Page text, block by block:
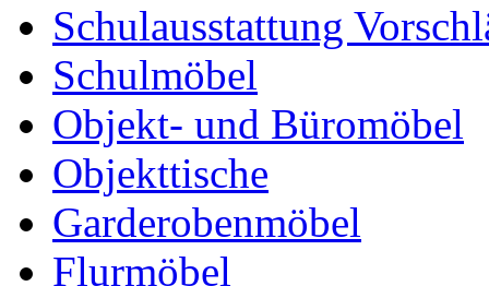
Schulausstattung
Schulmöbel
Objekt- und Büromöbel
Objekttische
Garderobenmöbel
Flurmöbel